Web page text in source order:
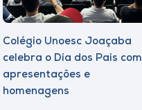
Colégio Unoesc Joaçaba
celebra o Dia dos Pais com
apresentações e
homenagens